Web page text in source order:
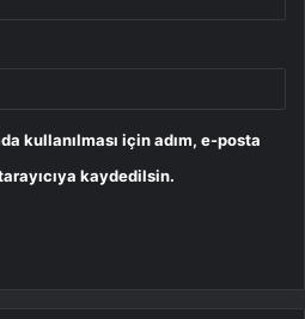
kullanılması için adım, e-posta
kaydedilsin.